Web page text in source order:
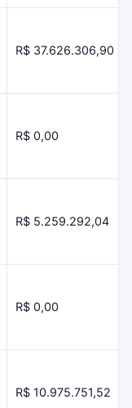
R$ 37.626.306,90
R$ 0,00
R$ 5.259.292,04
R$ 0,00
R$ 10.975.751,52